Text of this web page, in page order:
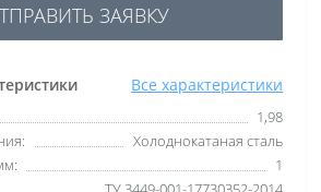
Все характеристики
1,98
Холоднокатаная сталь
1
ЗАЯВКУ